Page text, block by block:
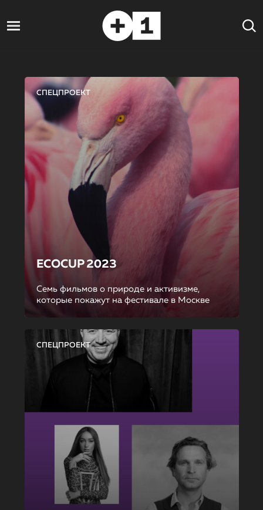
СПЕЦПРОЕКТ
ECOCUP 2023
Семь фильмов о природе и активизме,
которые покажут на фестивале в Москве
СПЕЦПРОЕКТ